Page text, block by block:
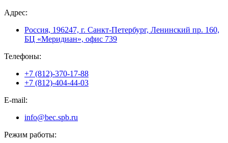
Адрес:
Россия, 196247, г. Санкт-Петербург, Ленинский пр. 160,
БЦ «Меридиан», офис 739
Телефоны:
+7 (812)-370-17-88
+7 (812)-404-44-03
E-mail:
info@bec.spb.ru
Режим работы: